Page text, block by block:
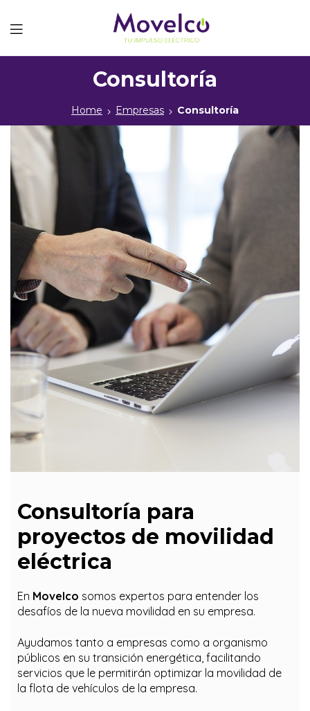
Movelco
Consultoría
Home Empresas Consultoría
Consultoría para
proyectos de movilidad
eléctrica
En Movelco somos expertos para entender los
desafíos de la nueva movilidad en su empresa.
Ayudamos tanto a empresas como a organismo
públicos en su transición energética, facilitando
servicios que le permitirán optimizar la movilidad de
la flota de vehículos de la empresa.